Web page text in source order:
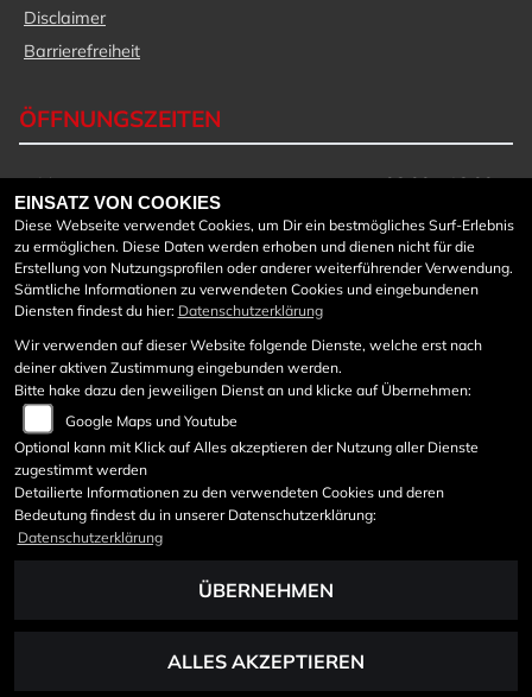
Disclaimer
Barrierefreiheit
ÖFFNUNGSZEITEN
Montag:
08:00 - 18:00
Dienstag:
Mittwoch:
08:00 - 18:00
Donnerstag:
08:00 - 18:00
Freitag:
08:00 - 18:00
Samstag:
Sonntag:
geschlossen
Werkstattöffnungszeiten:
Mo bis Do von 7:45 - 12:00
und von 12:40 – 17 Uhr
Freitag von 7:45 – 12:00
EINSATZ VON COOKIES
Diese Webseite verwendet Cookies, um Dir ein bestmögliches Surf-Erlebnis
zu ermöglichen. Diese Daten werden erhoben und dienen nicht für die
Erstellung von Nutzungsprofilen oder anderer weiterführender Verwendung.
Sämtliche Informationen zu verwendeten Cookies und eingebundenen
Diensten findest du hier: Datenschutzerklärung
Wir verwenden auf dieser Website folgende Dienste, welche erst nach
deiner aktiven Zustimmung eingebunden werden.
Bitte hake dazu den jeweiligen Dienst an und klicke auf Übernehmen:
Google Maps und Youtube
Optional kann mit Klick auf Alles akzeptieren der Nutzung aller Dienste
zugestimmt werden
Detailierte Informationen zu den verwendeten Cookies und deren
Bedeutung findest du in unserer Datenschutzerklärung:
Datenschutzerklärung
ÜBERNEHMEN
ALLES AKZEPTIEREN